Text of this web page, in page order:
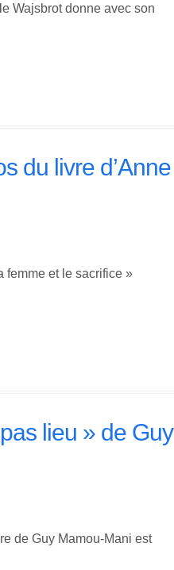
Wajsbrot donne avec son
du livre d’Anne
femme et le sacrifice »
lieu » de Guy
de Guy Mamou-Mani est